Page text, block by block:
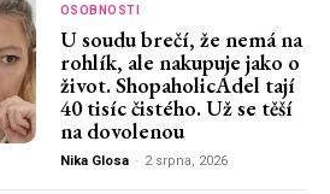
OSOBNOSTI
U soudu brečí, že nemá na
rohlík, ale nakupuje jako o
život. ShopaholicAdel tají
40 tisíc čistého. Už se těší
na dovolenou
Nika Glosa - 2 srpna, 2026